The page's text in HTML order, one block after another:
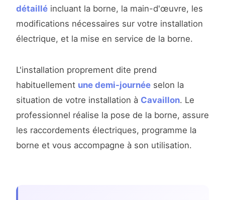
détaillé incluant la borne, la main-d'œuvre, les
modifications nécessaires sur votre installation
électrique, et la mise en service de la borne.
L'installation proprement dite prend
habituellement une demi-journée selon la
situation de votre installation à Cavaillon. Le
professionnel réalise la pose de la borne, assure
les raccordements électriques, programme la
borne et vous accompagne à son utilisation.